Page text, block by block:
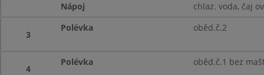
Nápoj
chlaz. voda, čaj
3
Polévka oběd.č.2
4
Polévka oběd.č.1 bez